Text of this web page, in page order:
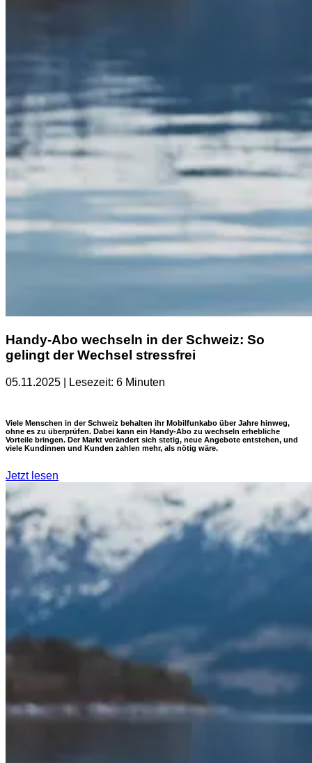
Handy-Abo wechseln in der Schweiz: So
gelingt der Wechsel stressfrei
05.11.2025 | Lesezeit: 6 Minuten
Viele Menschen in der Schweiz behalten ihr Mobilfunkabo über Jahre hinweg,
ohne es zu überprüfen. Dabei kann ein Handy-Abo zu wechseln erhebliche
Vorteile bringen. Der Markt verändert sich stetig, neue Angebote entstehen, und
viele Kundinnen und Kunden zahlen mehr, als nötig wäre.
Jetzt lesen